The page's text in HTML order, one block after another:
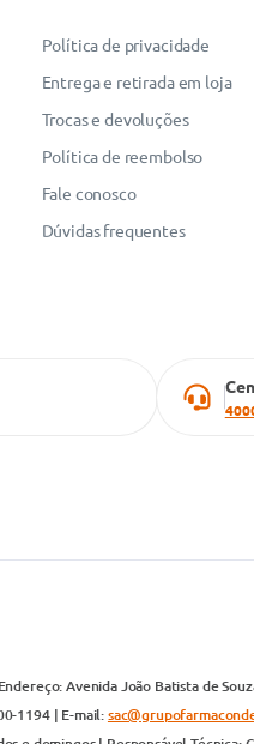
Política de privacidade
Entrega e retirada em loja
Trocas e devoluções
Política de reembolso
Fale conosco
Dúvidas frequentes
Avenida João Batista de
1194 | E-mail: